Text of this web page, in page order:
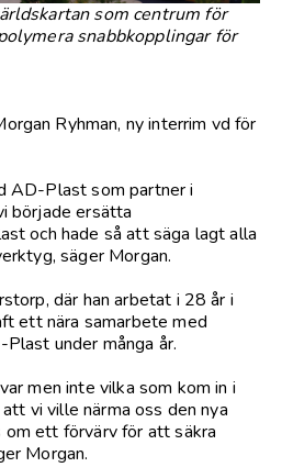
som centrum för
snabbkopplingar för
Ryhman, ny interrim vd för
AD-Plast som partner i
började ersätta
och hade så att säga lagt alla
säger Morgan.
där han arbetat i 28 år i
ett nära samarbete med
under många år.
men inte vilka som kom in i
vi ville närma oss den nya
om ett förvärv för att säkra
Morgan.